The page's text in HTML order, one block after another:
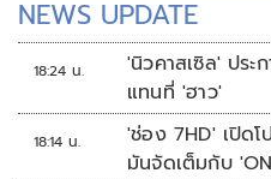
NEWS UPDATE
18:24 น.
'นิวคาสเซิล' ปร
แทนที่ 'ฮาว'
18:14 น.
'ช่อง 7HD' เปิด
มันจัดเต็มกับ